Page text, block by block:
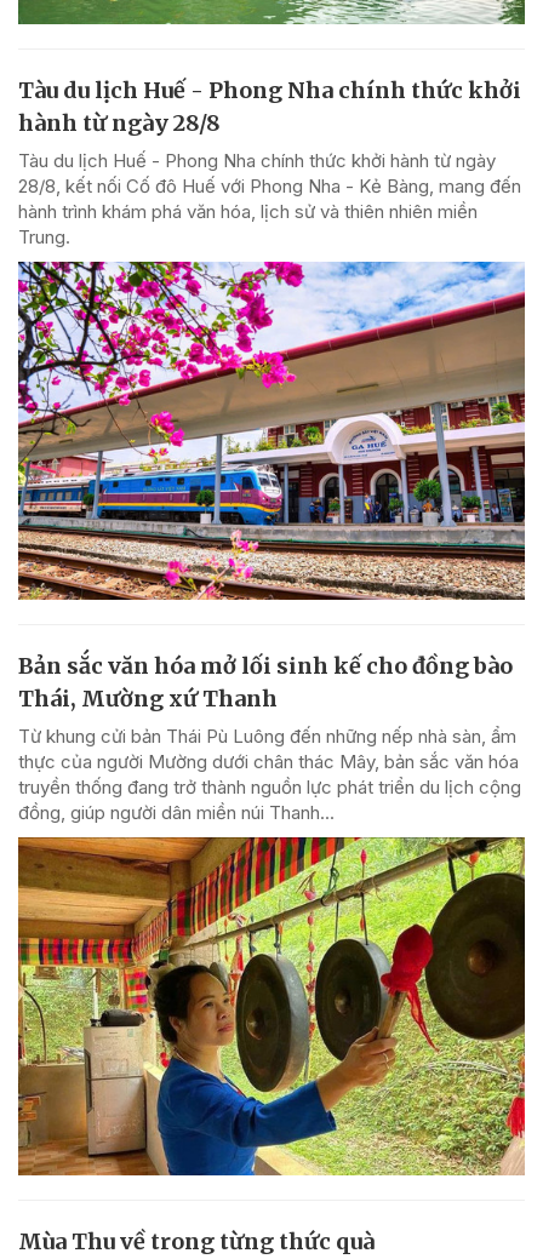
Tàu du lịch Huế - Phong Nha chính thức khởi
hành từ ngày 28/8
Tàu du lịch Huế - Phong Nha chính thức khởi hành từ ngày
28/8, kết nối Cố đô Huế với Phong Nha - Kẻ Bàng, mang đến
hành trình khám phá văn hóa, lịch sử và thiên nhiên miền
Trung.
Bản sắc văn hóa mở lối sinh kế cho đồng bào
Thái, Mường xứ Thanh
Từ khung cửi bản Thái Pù Luông đến những nếp nhà sàn, ẩm
thực của người Mường dưới chân thác Mây, bản sắc văn hóa
truyền thống đang trở thành nguồn lực phát triển du lịch cộng
đồng, giúp người dân miền núi Thanh...
Mùa Thu về trong từng thức quà